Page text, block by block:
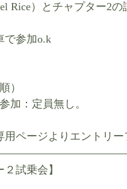
Rice）とチャプター2
で参加o.k
）
加：定員無し。
ページよりエントリー
試乗会】